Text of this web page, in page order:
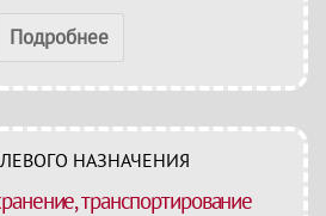
Подробнее
НАЗНАЧЕНИЯ
транспортирование